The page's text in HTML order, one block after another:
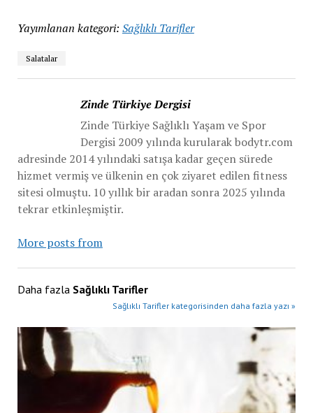
Yayımlanan kategori: Sağlıklı Tarifler
Salatalar
Zinde Türkiye Dergisi
Zinde Türkiye Sağlıklı Yaşam ve Spor
Dergisi 2009 yılında kurularak bodytr.com
adresinde 2014 yılındaki satışa kadar geçen sürede
hizmet vermiş ve ülkenin en çok ziyaret edilen fitness
sitesi olmuştu. 10 yıllık bir aradan sonra 2025 yılında
tekrar etkinleşmiştir.
More posts from
Daha fazla Sağlıklı Tarifler
Sağlıklı Tarifler kategorisinden daha fazla yazı »